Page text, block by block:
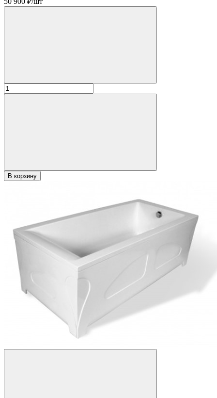
В корзину